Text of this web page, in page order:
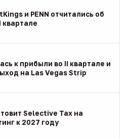
и PENN отчитались об
квартале
к прибыли во II квартале и
на Las Vegas Strip
Selective Tax на
к 2027 году